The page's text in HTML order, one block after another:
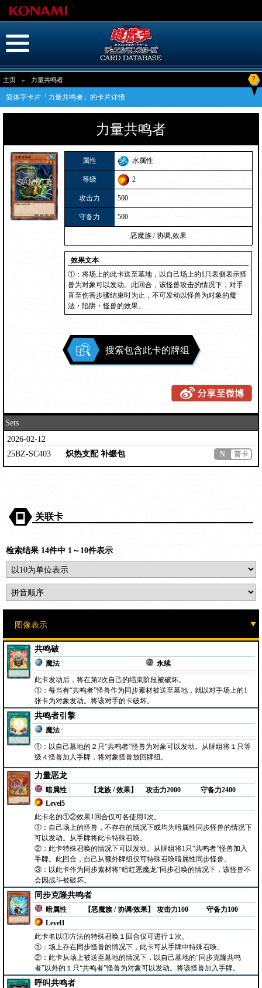
主页 » 力量共鸣者 ?
简体字卡片「力量共鸣者」的卡片详情
力量共鸣者
属性 水属性
等级 2
攻击力 500
守备力 500
恶魔族 / 协调,效果
效果文本
①：将场上的此卡送至墓地，以自己场上的1只表侧表示怪
兽为对象可以发动。此回合，该怪兽攻击的情况下，对手
直至伤害步骤结束时为止，不可发动以怪兽为对象的魔
法・陷阱・怪兽的效果。
搜索包含此卡的牌组
Sets
2026-02-12
25BZ-SC403
炽热支配 补缀包 N 普卡
关联卡
检索结果 14件中 1～10件表示
共鸣破
魔法
永续
此卡发动后，将在第2次自己的结束阶段被破坏。
①：每当有“共鸣者”怪兽作为同步素材被送至墓地，就以对手场上的1
张卡为对象发动。将该对手的卡破坏。
共鸣者引擎
魔法
①：以自己墓地的２只“共鸣者”怪兽为对象可以发动。从牌组将１只等
级４怪兽加入手牌，将对象怪兽放回牌组。
力量恶龙
暗属性
【龙族 / 效果】
Level5
攻击力2000 守备力2400
此卡名的①②效果1回合仅可各使用1次。
①：自己场上的怪兽，不存在的情况下或均为暗属性同步怪兽的情况下
可以发动。从手牌将此卡特殊召唤。
②：此卡特殊召唤的情况下可以发动。从牌组将1只“共鸣者”怪兽加入
手牌。此回合，自己从额外牌组仅可特殊召唤暗属性同步怪兽。
③：以此卡作为同步素材将“暗红恶魔龙”同步召唤的情况下，该怪兽不
会因战斗被破坏。
同步克隆共鸣者
暗属性
【恶魔族 / 协调/效果】
Level1
攻击力100 守备力100
此卡名以①方法的特殊召唤１回合仅可进行１次。
①：场上存在同步怪兽的情况下，此卡可从手牌中特殊召唤。
②：此卡从场上被送至墓地的情况下，以自己墓地的“同步克隆共鸣
者”以外的１只“共鸣者”怪兽为对象可以发动。将该怪兽加入手牌。
呼叫共鸣者